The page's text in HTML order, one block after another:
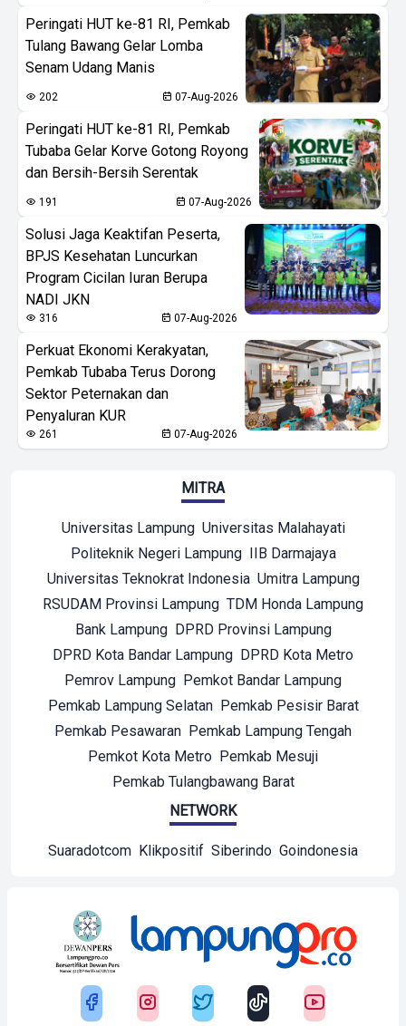
Peringati HUT ke-81 RI, Pemkab
Tulang Bawang Gelar Lomba
Senam Udang Manis
202 07-Aug-2026
Peringati HUT ke-81 RI, Pemkab
Tubaba Gelar Korve Gotong Royong
dan Bersih-Bersih Serentak
191 07-Aug-2026
Solusi Jaga Keaktifan Peserta,
BPJS Kesehatan Luncurkan
Program Cicilan Iuran Berupa
NADI JKN
316 07-Aug-2026
Perkuat Ekonomi Kerakyatan,
Pemkab Tubaba Terus Dorong
Sektor Peternakan dan
Penyaluran KUR
261 07-Aug-2026
MITRA
Universitas Lampung Universitas Malahayati
Politeknik Negeri Lampung IIB Darmajaya
Universitas Teknokrat Indonesia Umitra Lampung
RSUDAM Provinsi Lampung TDM Honda Lampung
Bank Lampung DPRD Provinsi Lampung
DPRD Kota Bandar Lampung DPRD Kota Metro
Pemrov Lampung Pemkot Bandar Lampung
Pemkab Lampung Selatan Pemkab Pesisir Barat
Pemkab Pesawaran Pemkab Lampung Tengah
Pemkot Kota Metro Pemkab Mesuji
Pemkab Tulangbawang Barat
NETWORK
Suaradotcom Klikpositif Siberindo Goindonesia